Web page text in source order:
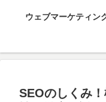
ウェブマーケティン
SEOのしくみ